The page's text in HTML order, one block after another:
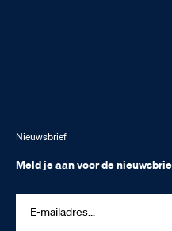
Nieuwsbrief
Meld je aan voor de